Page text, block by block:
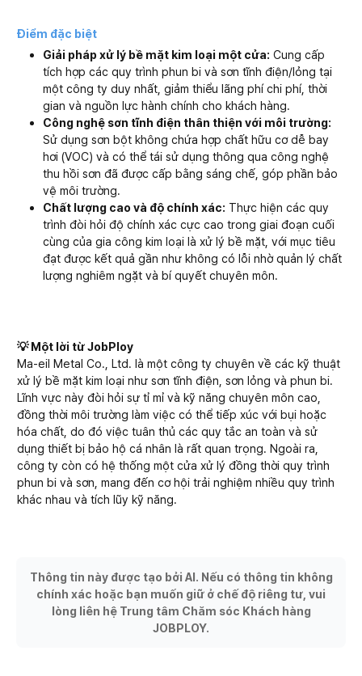
Điểm đặc biệt
Giải pháp xử lý bề mặt kim loại một cửa: Cung cấp
tích hợp các quy trình phun bi và sơn tĩnh điện/lỏng tại
một công ty duy nhất, giảm thiểu lãng phí chi phí, thời
gian và nguồn lực hành chính cho khách hàng.
Công nghệ sơn tĩnh điện thân thiện với môi trường:
Sử dụng sơn bột không chứa hợp chất hữu cơ dễ bay
hơi (VOC) và có thể tái sử dụng thông qua công nghệ
thu hồi sơn đã được cấp bằng sáng chế, góp phần bảo
vệ môi trường.
Chất lượng cao và độ chính xác: Thực hiện các quy
trình đòi hỏi độ chính xác cực cao trong giai đoạn cuối
cùng của gia công kim loại là xử lý bề mặt, với mục tiêu
đạt được kết quả gần như không có lỗi nhờ quản lý chất
lượng nghiêm ngặt và bí quyết chuyên môn.
💡 Một lời từ JobPloy
Ma-eil Metal Co., Ltd. là một công ty chuyên về các kỹ thuật
xử lý bề mặt kim loại như sơn tĩnh điện, sơn lỏng và phun bi.
Lĩnh vực này đòi hỏi sự tỉ mỉ và kỹ năng chuyên môn cao,
đồng thời môi trường làm việc có thể tiếp xúc với bụi hoặc
hóa chất, do đó việc tuân thủ các quy tắc an toàn và sử
dụng thiết bị bảo hộ cá nhân là rất quan trọng. Ngoài ra,
công ty còn có hệ thống một cửa xử lý đồng thời quy trình
phun bi và sơn, mang đến cơ hội trải nghiệm nhiều quy trình
khác nhau và tích lũy kỹ năng.
Thông tin này được tạo bởi AI. Nếu có thông tin không
chính xác hoặc bạn muốn giữ ở chế độ riêng tư, vui
lòng liên hệ Trung tâm Chăm sóc Khách hàng
JOBPLOY.